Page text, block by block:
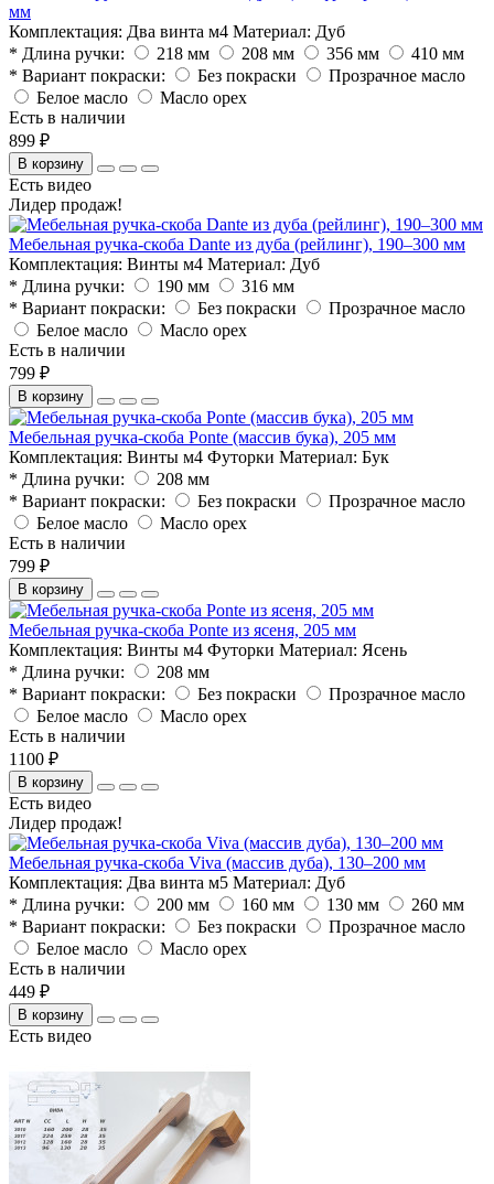
мм
Комплектация: Два винта м4 Материал: Дуб
* Длина ручки:
218 мм 208 мм 356 мм
410 мм
* Вариант покраски:
Без покраски
Прозрачное масло
Белое масло
Масло орех
Есть в наличии
899 ₽
В корзину
Есть видео
Лидер продаж!
Мебельная ручка-скоба Dante из дуба (рейлинг), 190–300 мм
Комплектация: Винты м4 Материал: Дуб
* Длина ручки:
190 мм
316 мм
* Вариант покраски:
Без покраски
Прозрачное масло
Белое масло
Масло орех
Есть в наличии
799 ₽
В корзину
Мебельная ручка-скоба Ponte (массив бука), 205 мм
Комплектация: Винты м4 Футорки Материал: Бук
* Длина ручки:
208 мм
* Вариант покраски:
Без покраски
Прозрачное масло
Белое масло
Масло орех
Есть в наличии
799 ₽
В корзину
Мебельная ручка-скоба Ponte из ясеня, 205 мм
Комплектация: Винты м4 Футорки Материал: Ясень
* Длина ручки:
208 мм
* Вариант покраски:
Без покраски
Прозрачное масло
Белое масло
Масло орех
Есть в наличии
1100 ₽
В корзину
Есть видео
Лидер продаж!
Мебельная ручка-скоба Viva (массив дуба), 130–200 мм
Комплектация: Два винта м5 Материал: Дуб
* Длина ручки:
200 мм 160 мм 130 мм
260 мм
* Вариант покраски:
Без покраски
Прозрачное масло
Белое масло
Масло орех
Есть в наличии
449 ₽
В корзину
Есть видео